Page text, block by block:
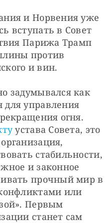
и Норвения уже
вступать в Совет
Парижа Трамп
против
и вин.
задумывался как
управления
огня.
устава Совета, это
стабильности,
и законное
прочный мир в
или
Первым
станет сам